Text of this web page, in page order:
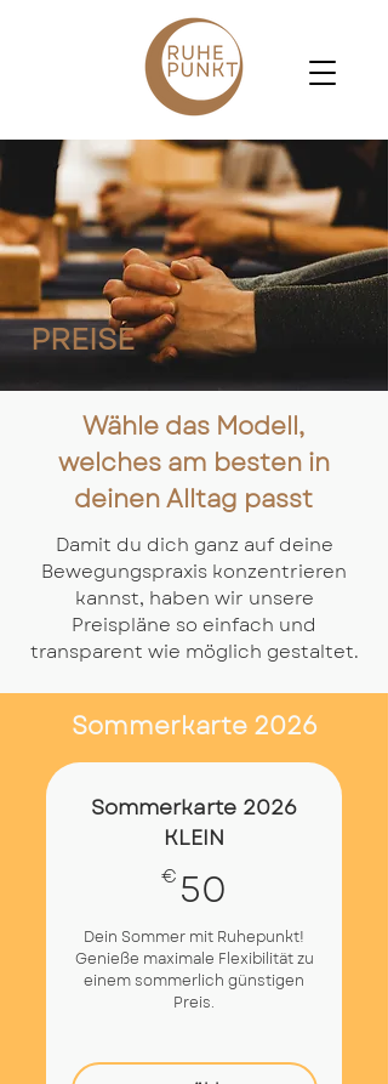
PREISE
Wähle das Modell,
welches am besten in
deinen Alltag passt
Damit du dich ganz auf deine
Bewegungspraxis konzentrieren
kannst, haben wir unsere
Preispläne so einfach und
transparent wie möglich gestaltet.
Sommerkarte 2026
KLEIN
€ 50
Dein Sommer mit Ruhepunkt!
Genieße maximale Flexibilität zu
einem sommerlich günstigen
Preis.
Sommerkarte 2026